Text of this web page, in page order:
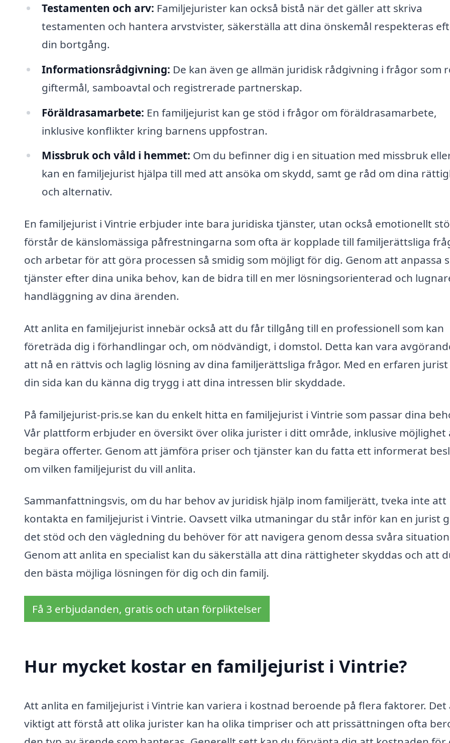
Testamenten och arv: Familjejurister kan också bistå när det gäller att skriva
testamenten och hantera arvstvister, säkerställa att dina önskemål respekteras
din bortgång.
Informationsrådgivning: De kan även ge allmän juridisk rådgivning i frågor som
giftermål, samboavtal och registrerade partnerskap.
Föräldrasamarbete: En familjejurist kan ge stöd i frågor om föräldrasamarbete,
inklusive konflikter kring barnens uppfostran.
Missbruk och våld i hemmet: Om du befinner dig i en situation med missbruk
kan en familjejurist hjälpa till med att ansöka om skydd, samt ge råd om dina
och alternativ.
En familjejurist i Vintrie erbjuder inte bara juridiska tjänster, utan också emotionellt
förstår de känslomässiga påfrestningarna som ofta är kopplade till familjerättsliga
och arbetar för att göra processen så smidig som möjligt för dig. Genom att anpassa
tjänster efter dina unika behov, kan de bidra till en mer lösningsorienterad och
handläggning av dina ärenden.
Att anlita en familjejurist innebär också att du får tillgång till en professionell som kan
företräda dig i förhandlingar och, om nödvändigt, i domstol. Detta kan vara
att nå en rättvis och laglig lösning av dina familjerättsliga frågor. Med en erfaren jurist
din sida kan du känna dig trygg i att dina intressen blir skyddade.
På familjejurist-pris.se kan du enkelt hitta en familjejurist i Vintrie som passar dina
Vår plattform erbjuder en översikt över olika jurister i ditt område, inklusive möjlighet
begära offerter. Genom att jämföra priser och tjänster kan du fatta ett informerat
om vilken familjejurist du vill anlita.
Sammanfattningsvis, om du har behov av juridisk hjälp inom familjerätt, tveka inte att
kontakta en familjejurist i Vintrie. Oavsett vilka utmaningar du står inför kan en jurist
det stöd och den vägledning du behöver för att navigera genom dessa svåra
Genom att anlita en specialist kan du säkerställa att dina rättigheter skyddas och att
den bästa möjliga lösningen för dig och din familj.
Få 3 erbjudanden, gratis och utan förpliktelser
Hur mycket kostar en familjejurist i Vintrie?
Att anlita en familjejurist i Vintrie kan variera i kostnad beroende på flera faktorer. Det
viktigt att förstå att olika jurister kan ha olika timpriser och att prissättningen ofta